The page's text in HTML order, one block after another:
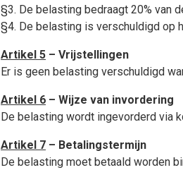
§3. De belasting bedraagt 20% van
§4. De belasting is verschuldigd op
Artikel 5 – Vrijstellingen
Er is geen belasting verschuldigd
Artikel 6 – Wijze van invordering
De belasting wordt ingevorderd via
Artikel 7 – Betalingstermijn
De belasting moet betaald worden